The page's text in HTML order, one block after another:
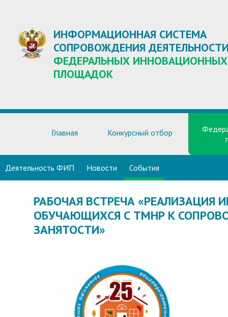
ИНФОРМАЦИОННАЯ СИСТЕМА
СОПРОВОЖДЕНИЯ
ФЕДЕРАЛЬНЫХ ИННОВАЦИОННЫХ
ПЛОЩАДОК
Главная Конкурсный отбор
Деятельность ФИП Новости События
РАБОЧАЯ ВСТРЕЧА
ОБУЧАЮЩИХСЯ С ТМНР К
ЗАНЯТОСТИ»